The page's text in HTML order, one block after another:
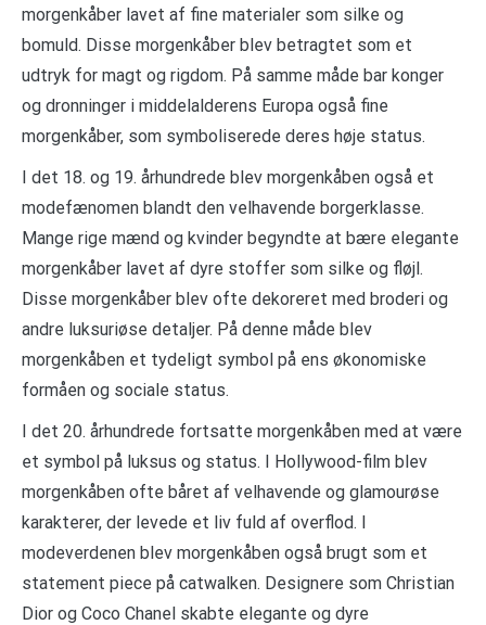
morgenkåber lavet af fine materialer som silke og
bomuld. Disse morgenkåber blev betragtet som et
udtryk for magt og rigdom. På samme måde bar konger
og dronninger i middelalderens Europa også fine
morgenkåber, som symboliserede deres høje status.
I det 18. og 19. århundrede blev morgenkåben også et
modefænomen blandt den velhavende borgerklasse.
Mange rige mænd og kvinder begyndte at bære elegante
morgenkåber lavet af dyre stoffer som silke og fløjl.
Disse morgenkåber blev ofte dekoreret med broderi og
andre luksuriøse detaljer. På denne måde blev
morgenkåben et tydeligt symbol på ens økonomiske
formåen og sociale status.
I det 20. århundrede fortsatte morgenkåben med at være
et symbol på luksus og status. I Hollywood-film blev
morgenkåben ofte båret af velhavende og glamourøse
karakterer, der levede et liv fuld af overflod. I
modeverdenen blev morgenkåben også brugt som et
statement piece på catwalken. Designere som Christian
Dior og Coco Chanel skabte elegante og dyre